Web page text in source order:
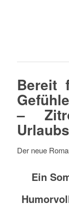
Bereit
–
Der neue
Ein